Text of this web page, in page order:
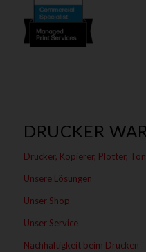
DRUCKER
Drucker, Kopierer, Plotter,
Unsere Lösungen
Unser Shop
Unser Service
Nachhaltigkeit beim Drucken